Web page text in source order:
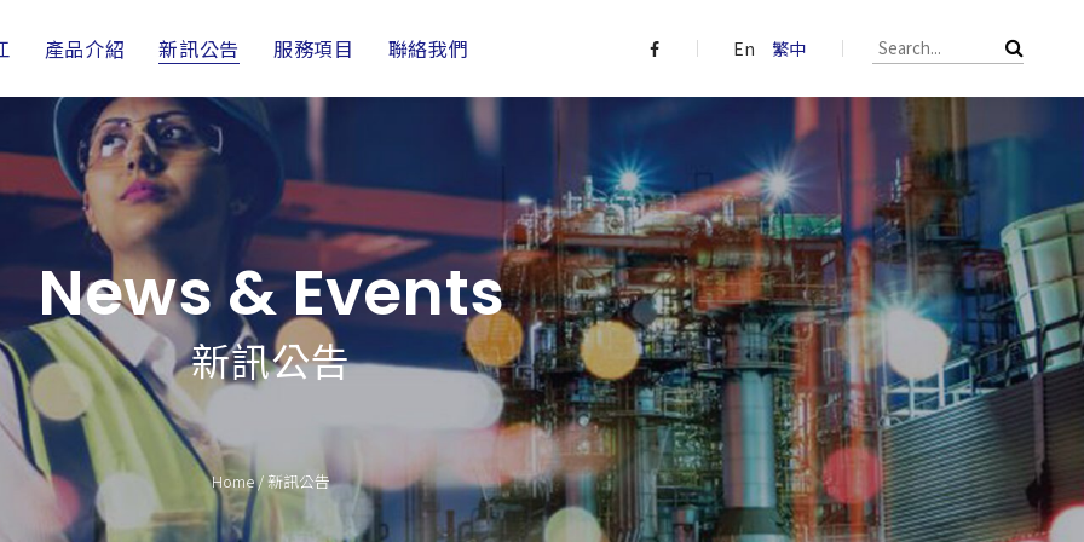
產品介紹 新訊公告 服務項目 聯絡我們 En 繁中
News & Events
新訊公告
Home/新訊公告